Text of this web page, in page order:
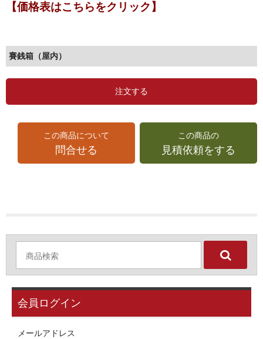
【価格表はこちらをクリック】
賽銭箱（屋内）
注文する
この商品について
問合せる
この商品の
見積依頼をする
会員ログイン
メールアドレス